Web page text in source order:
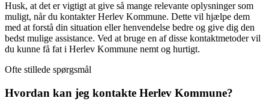
Husk, at det er vigtigt at give så mange relevante oplysninger som
muligt, når du kontakter Herlev Kommune. Dette vil hjælpe dem
med at forstå din situation eller henvendelse bedre og give dig den
bedst mulige assistance. Ved at bruge en af ​​disse kontaktmetoder vil
du kunne få fat i Herlev Kommune nemt og hurtigt.
Ofte stillede spørgsmål
Hvordan kan jeg kontakte Herlev Kommune?